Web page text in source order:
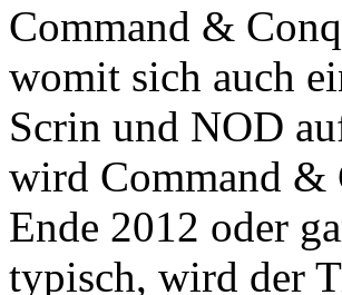
Command &
womit sich auch
Scrin und NOD
wird Command &
Ende 2012 oder
typisch, wird der